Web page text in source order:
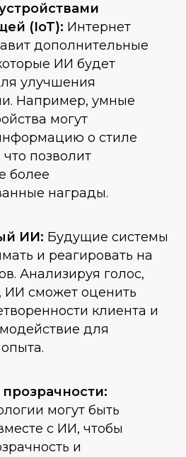
(IoT): Интернет
дополнительные
ИИ будет
улучшения
Например, умные
могут
о стиле
позволит
более
награды.
ИИ: Будущие системы
и реагировать на
Анализируя голос,
ИИ сможет оценить
клиента и
для
могут быть
с ИИ, чтобы
и